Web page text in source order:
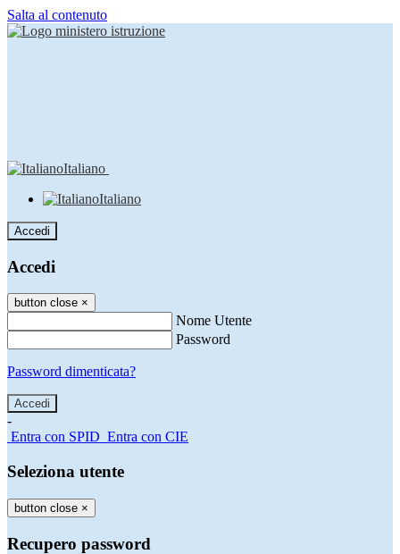
Salta al contenuto
Italiano
Italiano
Accedi
Accedi
button close ×
Nome Utente
Password
Password dimenticata?
-
Entra con SPID Entra con CIE
Seleziona utente
button close ×
Recupero password